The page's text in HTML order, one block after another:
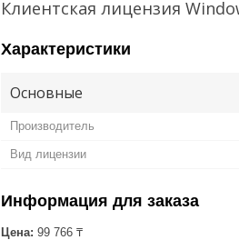
Клиентская лицензия
Характеристики
Основные
Производитель
Вид лицензии
Информация для заказа
Цена: 99 766 ₸